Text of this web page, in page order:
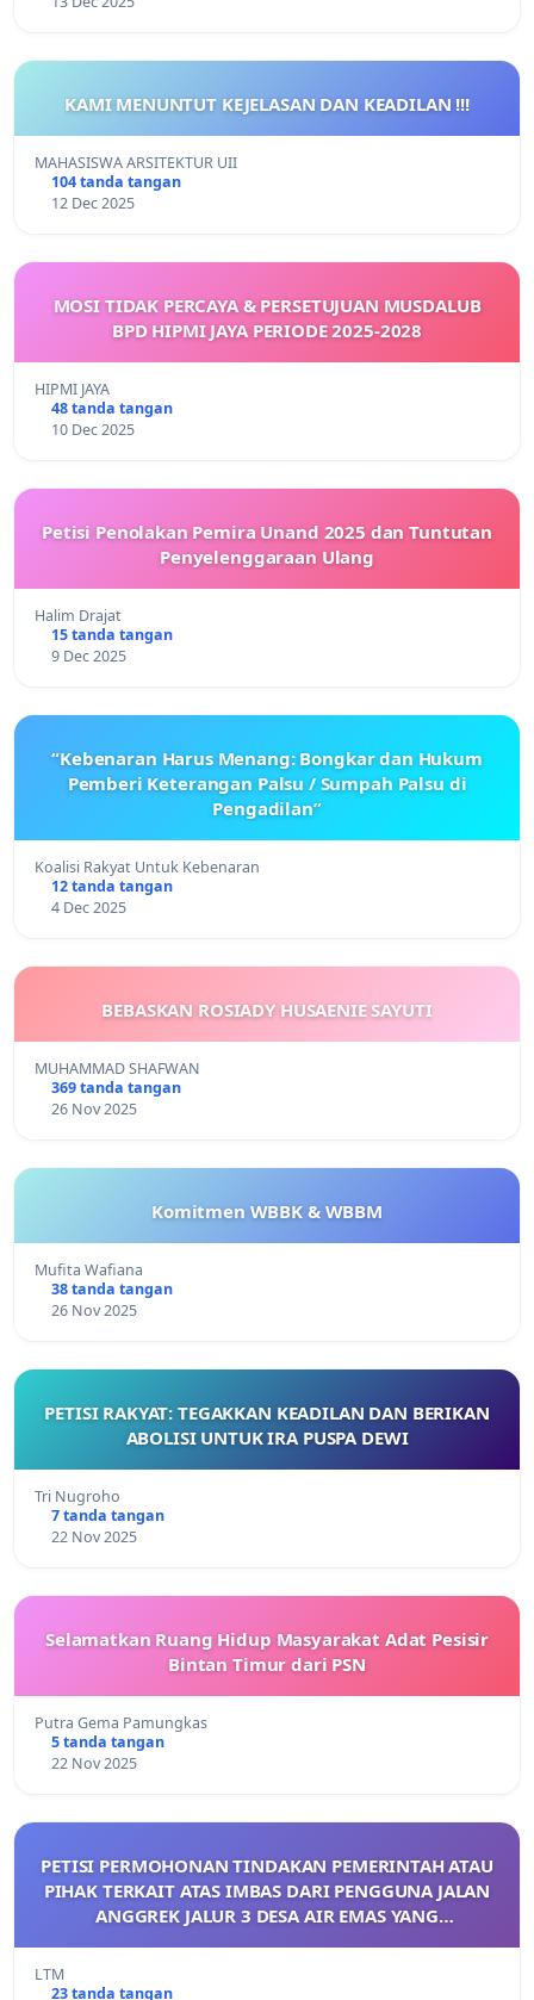
KAMI MENUNTUT KEJELASAN DAN KEADILAN !!!
MAHASISWA ARSITEKTUR UII
104 tanda tangan
12 Dec 2025
MOSI TIDAK PERCAYA & PERSETUJUAN MUSDALUB
BPD HIPMI JAYA PERIODE 2025-2028
HIPMI JAYA
48 tanda tangan
10 Dec 2025
Petisi Penolakan Pemira Unand 2025 dan Tuntutan
Penyelenggaraan Ulang
Halim Drajat
15 tanda tangan
9 Dec 2025
“Kebenaran Harus Menang: Bongkar dan Hukum
Pemberi Keterangan Palsu / Sumpah Palsu di
Pengadilan”
Koalisi Rakyat Untuk Kebenaran
12 tanda tangan
4 Dec 2025
BEBASKAN ROSIADY HUSAENIE SAYUTI
MUHAMMAD SHAFWAN
369 tanda tangan
26 Nov 2025
Komitmen WBBK & WBBM
Mufita Wafiana
38 tanda tangan
26 Nov 2025
PETISI RAKYAT: TEGAKKAN KEADILAN DAN BERIKAN
ABOLISI UNTUK IRA PUSPA DEWI
Tri Nugroho
7 tanda tangan
22 Nov 2025
Selamatkan Ruang Hidup Masyarakat Adat Pesisir
Bintan Timur dari PSN
Putra Gema Pamungkas
5 tanda tangan
22 Nov 2025
PETISI PERMOHONAN TINDAKAN PEMERINTAH ATAU
PIHAK TERKAIT ATAS IMBAS DARI PENGGUNA JALAN
ANGGREK JALUR 3 DESA AIR EMAS YANG
LTM
23 tanda tangan